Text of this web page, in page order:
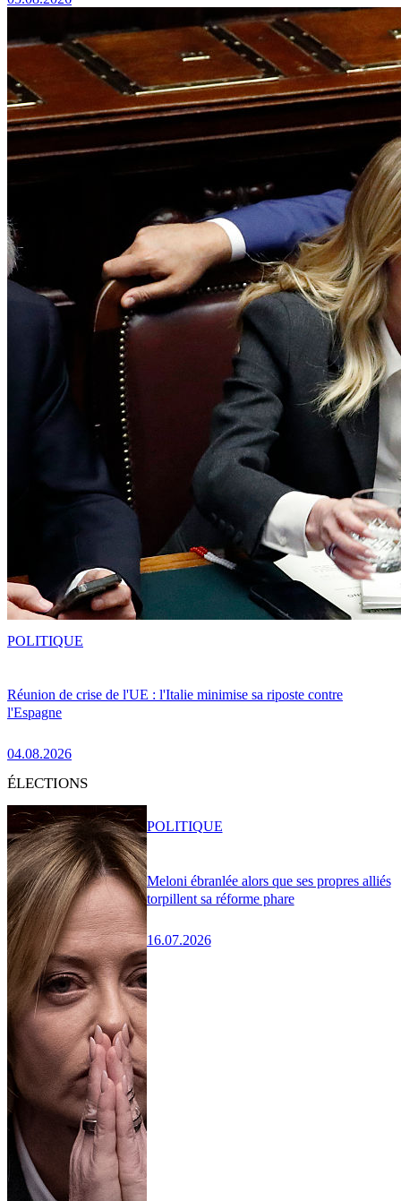
Réunion de crise de l'UE : l'Italie minimise sa riposte contre
l'Espagne
04.08.2026
POLITIQUE
ÉLECTIONS
Meloni ébranlée alors que ses propres alliés
torpillent sa réforme phare
16.07.2026
POLITIQUE